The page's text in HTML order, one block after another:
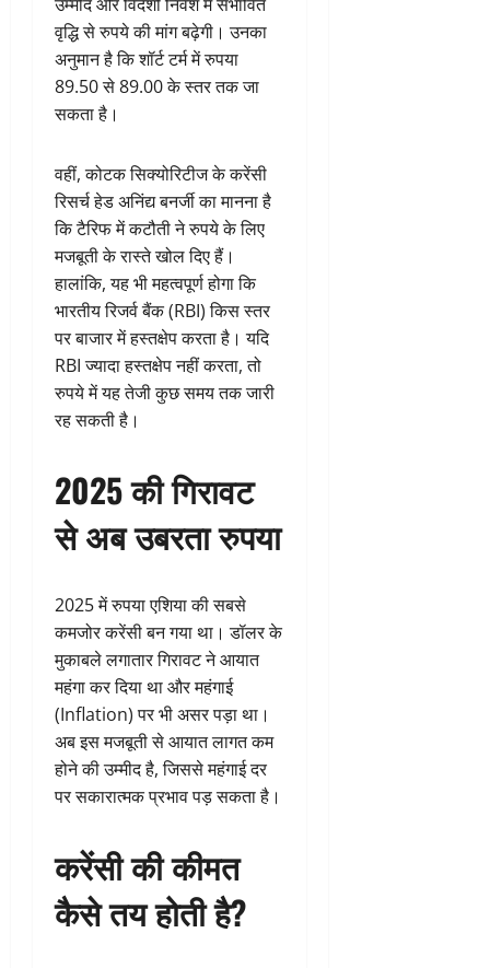
वृद्धि से रुपये की मांग बढ़ेगी। उनका
अनुमान है कि शॉर्ट टर्म में रुपया
89.50 से 89.00 के स्तर तक जा
सकता है।
वहीं, कोटक सिक्योरिटीज के करेंसी
रिसर्च हेड अनिंद्य बनर्जी का मानना है
कि टैरिफ में कटौती ने रुपये के लिए
मजबूती के रास्ते खोल दिए हैं।
हालांकि, यह भी महत्वपूर्ण होगा कि
भारतीय रिजर्व बैंक (RBI) किस स्तर
पर बाजार में हस्तक्षेप करता है। यदि
RBI ज्यादा हस्तक्षेप नहीं करता, तो
रुपये में यह तेजी कुछ समय तक जारी
रह सकती है।
2025 की गिरावट
से अब उबरता रुपया
2025 में रुपया एशिया की सबसे
कमजोर करेंसी बन गया था। डॉलर के
मुकाबले लगातार गिरावट ने आयात
महंगा कर दिया था और महंगाई
(Inflation) पर भी असर पड़ा था।
अब इस मजबूती से आयात लागत कम
होने की उम्मीद है, जिससे महंगाई दर
पर सकारात्मक प्रभाव पड़ सकता है।
करेंसी की कीमत
कैसे तय होती है?